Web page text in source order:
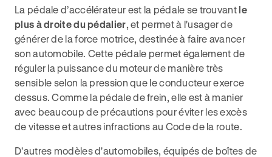
La pédale d’accélérateur est la pédale se trouvantle
plus à droite du pédalier, et permet à l'usager de
générer de la force motrice, destinée à faire avancer
son automobile. Cette pédale permet également de
réguler la puissance du moteur de manière très
sensible selon la pression que le conducteur exerce
dessus. Comme la pédale de frein, elle est à manier
avec beaucoup de précautions pour éviter les excès
de vitesse et autres infractions au Code de la route.
D'autres modèles d'automobiles, équipés de boîtes de